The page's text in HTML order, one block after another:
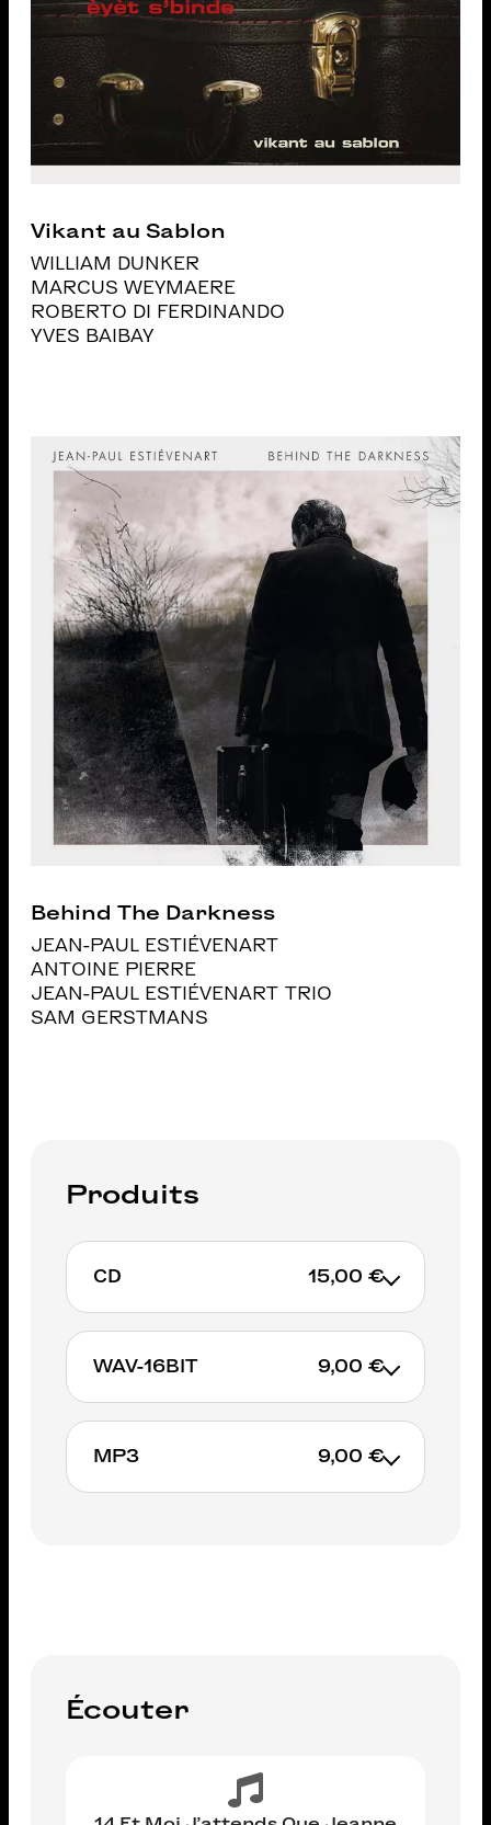
Vikant au Sablon
WILLIAM DUNKER
MARCUS WEYMAERE
ROBERTO DI FERDINANDO
YVES BAIBAY
Behind The Darkness
JEAN-PAUL ESTIÉVENART
ANTOINE PIERRE
JEAN-PAUL ESTIÉVENART TRIO
SAM GERSTMANS
Produits
CD 15,00 €
AJOUTER AU PANIER
WAV-16BIT 9,00 €
AJOUTER AU PANIER
MP3 9,00 €
Écouter